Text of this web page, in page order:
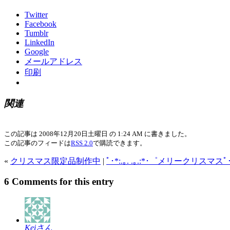
Twitter
Facebook
Tumblr
LinkedIn
Google
メールアドレス
印刷
関連
この記事は 2008年12月20日土曜日 の 1:24 AM に書きました。
この記事のフィードはRSS 2.0で購読できます。
« クリスマス限定品制作中 | ﾟ･*:.｡. .｡.:*･゜メリークリスマスﾟ
6 Comments for this entry
Keiさん